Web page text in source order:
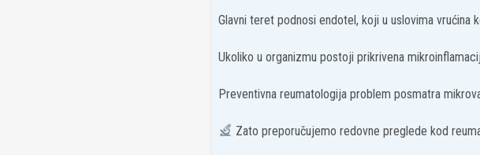
Glavni teret podnosi endotel, koji u uslovima vrućina
Ukoliko u organizmu postoji prikrivena
Preventivna reumatologija problem posmatra
Zato preporučujemo redovne preglede kod